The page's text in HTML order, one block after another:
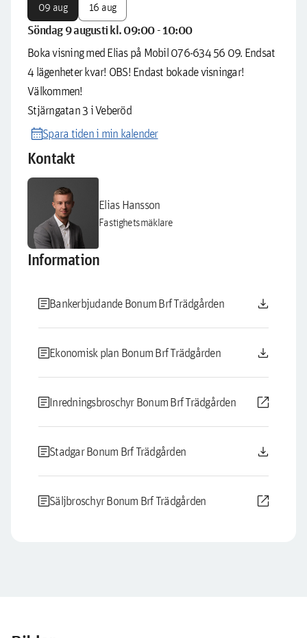
09 aug 16 aug
Söndag 9 augusti kl. 09:00 - 10:00
Boka visning med Elias på Mobil 076-634 56 09. Endsat
4 lägenheter kvar! OBS! Endast bokade visningar!
Välkommen!
Stjärngatan 3 i Veberöd
calendar_monthSpara tiden i min kalender
Kontakt
Elias Hansson
Fastighetsmäklare
Information
articleBankerbjudande Bonum Brf Trädgården download
articleEkonomisk plan Bonum Brf Trädgården download
articleInredningsbroschyr Bonum Brf Trädgården open_in_new
articleStadgar Bonum Brf Trädgården download
articleSäljbroschyr Bonum Brf Trädgården open_in_new